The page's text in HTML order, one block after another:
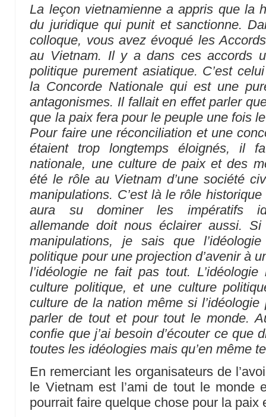
La leçon vietnamienne a appris que la
du juridique qui punit et sanctionne.
colloque, vous avez évoqué les
au Vietnam. Il y a dans ces accords
politique purement asiatique. C’est
la Concorde Nationale qui est une
antagonismes. Il fallait en effet parler
que la paix fera pour le peuple une fois
Pour faire une réconciliation et une
étaient trop longtemps éloignés, il
nationale, une culture de paix et des
été le rôle au Vietnam d’une société
manipulations. C’est là le rôle
aura su dominer les impératifs
allemande doit nous éclairer aussi.
manipulations, je sais que
politique pour une projection d’avenir à
l’idéologie ne fait pas tout.
culture politique, et une culture
culture de la nation même si
parler de tout et pour tout le monde.
confie que j’ai besoin d’écouter ce que
toutes les idéologies mais qu’en même
En remerciant les organisateurs de
le Vietnam est l’ami de tout le monde
pourrait faire quelque chose pour la paix